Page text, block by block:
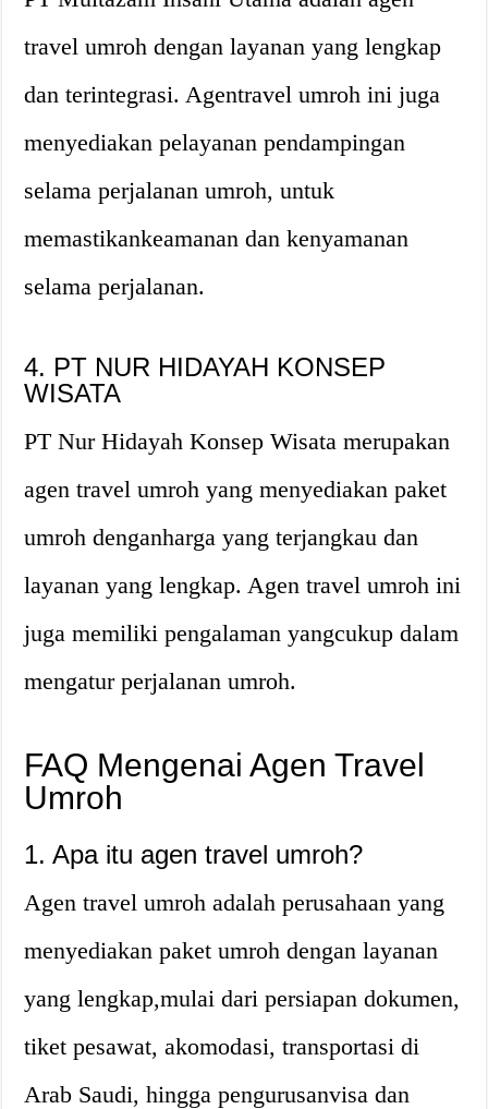
travel umroh dengan layanan yang lengkap
dan terintegrasi. Agentravel umroh ini juga
menyediakan pelayanan pendampingan
selama perjalanan umroh, untuk
memastikankeamanan dan kenyamanan
selama perjalanan.
4. PT NUR HIDAYAH KONSEP
WISATA
PT Nur Hidayah Konsep Wisata merupakan
agen travel umroh yang menyediakan paket
umroh denganharga yang terjangkau dan
layanan yang lengkap. Agen travel umroh ini
juga memiliki pengalaman yangcukup dalam
mengatur perjalanan umroh.
FAQ Mengenai Agen Travel
Umroh
1. Apa itu agen travel umroh?
Agen travel umroh adalah perusahaan yang
menyediakan paket umroh dengan layanan
yang lengkap,mulai dari persiapan dokumen,
tiket pesawat, akomodasi, transportasi di
Arab Saudi, hingga pengurusanvisa dan